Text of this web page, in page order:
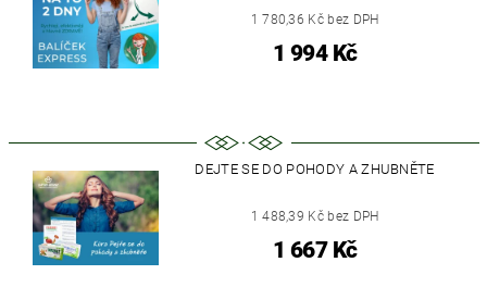
1 780,36 Kč bez DPH
1 994 Kč
DEJTE SE DO POHODY A ZHUBNĚTE
1 488,39 Kč bez DPH
1 667 Kč